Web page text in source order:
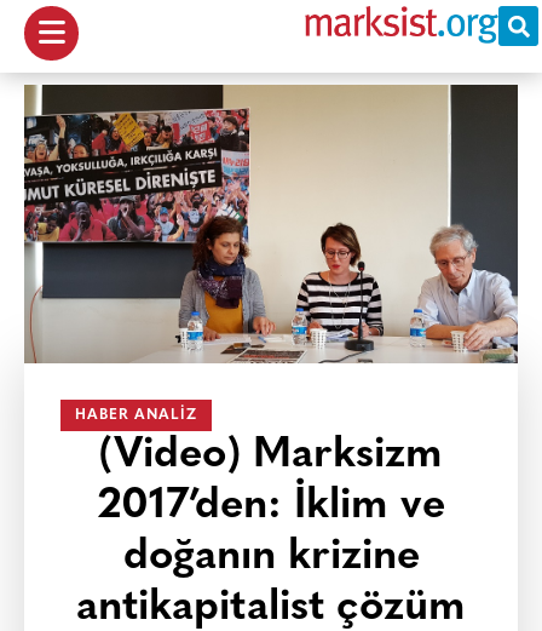
HABER ANALIZ
(Video) Marksizm
2017’den: İklim ve
doğanın krizine
antikapitalist çözüm